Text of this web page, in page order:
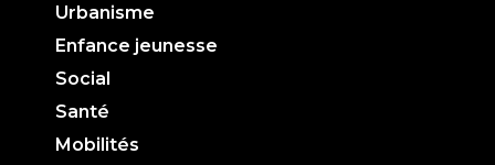
Urbanisme
Enfance jeunesse
Social
Santé
Mobilités